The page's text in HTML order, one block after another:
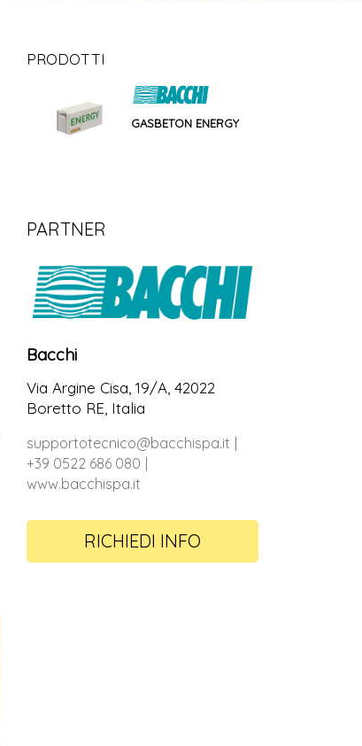
PRODOTTI
GASBETON ENERGY
PARTNER
Bacchi
Via Argine Cisa, 19/A, 42022
Boretto RE, Italia
supportotecnico@bacchispa.it
+39 0522 686 080
www.bacchispa.it
RICHIEDI INFO